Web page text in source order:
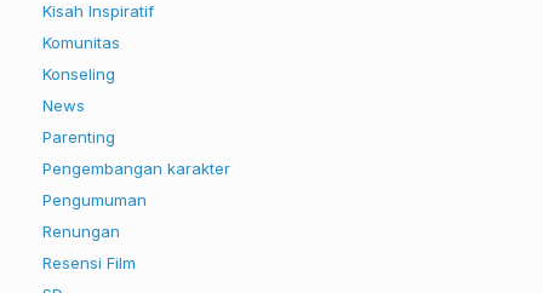
Kisah Inspiratif
Komunitas
Konseling
News
Parenting
Pengembangan karakter
Pengumuman
Renungan
Resensi Film